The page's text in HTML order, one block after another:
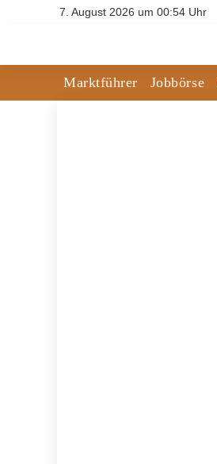
7. August 2026 um 00:54 Uhr
Marktführer Jobbörse